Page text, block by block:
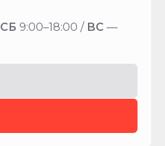
СБ 9:00–18:00 / ВС —